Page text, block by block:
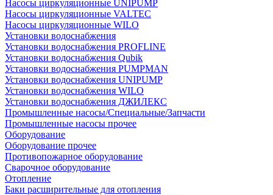
Насосы циркуляционные UNIPUMP
Насосы циркуляционные VALTEC
Насосы циркуляционные WILO
Установки водоснабжения
Установки водоснабжения PROFLINE
Установки водоснабжения Qubik
Установки водоснабжения PUMPMAN
Установки водоснабжения UNIPUMP
Установки водоснабжения WILO
Установки водоснабжения ДЖИЛЕКС
Промышленные насосы/Специальные/Запчасти
Промышленные насосы прочее
Оборудование
Оборудование прочее
Противопожарное оборудование
Сварочное оборудование
Отопление
Баки расширительные для отопления